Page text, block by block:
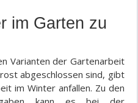
im Garten zu
Varianten der Gartenarbeit
abgeschlossen sind, gibt
im Winter anfallen. Zu den